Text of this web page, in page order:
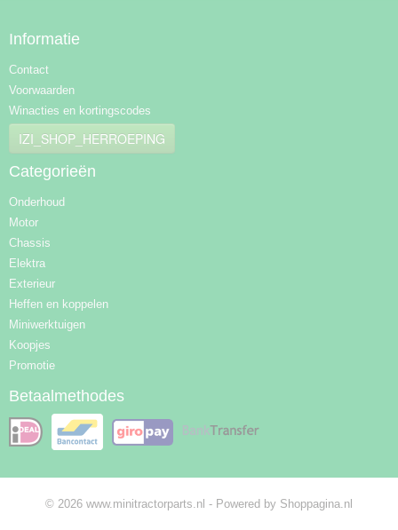
Informatie
Contact
Voorwaarden
Winacties en kortingscodes
IZI_SHOP_HERROEPING
Categorieën
Onderhoud
Motor
Chassis
Elektra
Exterieur
Heffen en koppelen
Miniwerktuigen
Koopjes
Promotie
Betaalmethodes
© 2026 www.minitractorparts.nl - Powered by Shoppagina.nl